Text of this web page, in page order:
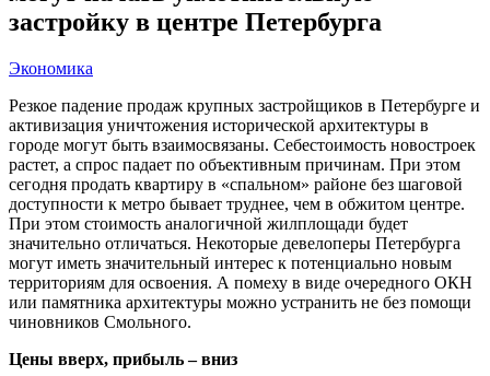
застройку в центре Петербурга
Экономика
Резкое падение продаж крупных застройщиков в Петербурге и
активизация уничтожения исторической архитектуры в
городе могут быть взаимосвязаны. Себестоимость новостроек
растет, а спрос падает по объективным причинам. При этом
сегодня продать квартиру в «спальном» районе без шаговой
доступности к метро бывает труднее, чем в обжитом центре.
При этом стоимость аналогичной жилплощади будет
значительно отличаться. Некоторые девелоперы Петербурга
могут иметь значительный интерес к потенциально новым
территориям для освоения. А помеху в виде очередного ОКН
или памятника архитектуры можно устранить не без помощи
чиновников Смольного.
Цены вверх, прибыль – вниз